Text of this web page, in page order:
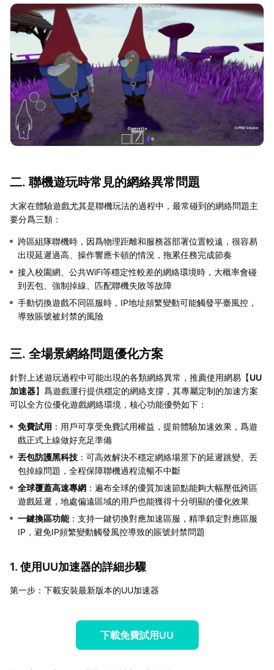
二. 聯機遊玩時常見的網絡異常問題
大家在體驗遊戲尤其是聯機玩法的過程中，最常碰到的網絡問題主
要分爲三類：
跨區組隊聯機時，因爲物理距離和服務器部署位置較遠，很容易
出現延遲過高、操作響應卡頓的情況，拖累任務完成節奏
接入校園網、公共WiFi等穩定性較差的網絡環境時，大概率會碰
到丟包、強制掉線、匹配聯機失敗等故障
手動切換遊戲不同區服時，IP地址頻繁變動可能觸發平臺風控，
導致賬號被封禁的風險
三. 全場景網絡問題優化方案
針對上述遊玩過程中可能出現的各類網絡異常，推薦使用網易【UU
加速器】爲遊戲運行提供穩定的網絡支撐，其專屬定制的加速方案
可以全方位優化遊戲網絡環境，核心功能優勢如下：
免費試用 ：用戶可享受免費試用權益，提前體驗加速效果，爲遊
戲正式上線做好充足準備
丟包防護黑科技 ：可高效解決不穩定網絡場景下的延遲跳變、丟
包掉線問題，全程保障聯機過程流暢不中斷
全球覆蓋高速專網 ：遍布全球的優質加速節點能夠大幅壓低跨區
遊戲延遲，地處偏遠區域的用戶也能獲得十分明顯的優化效果
一鍵換區功能：支持一鍵切換對應加速區服，精準鎖定對應區服
IP，避免IP頻繁變動觸發風控導致的賬號封禁問題
1. 使用UU加速器的詳細步驟
第一步：下載安裝最新版本的UU加速器
下載免費試用UU